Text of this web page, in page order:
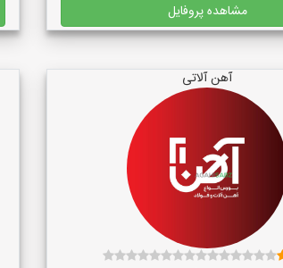
مشاهده پروفایل
آهن آلاتی